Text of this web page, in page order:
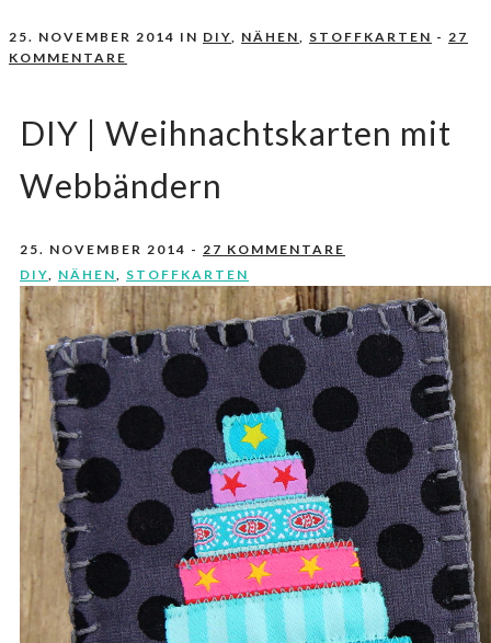
25. NOVEMBER 2014 IN DIY, NÄHEN, STOFFKARTEN - 27
KOMMENTARE
DIY | Weihnachtskarten mit
Webbändern
25. NOVEMBER 2014 - 27 KOMMENTARE
DIY
NÄHEN STOFFKARTEN